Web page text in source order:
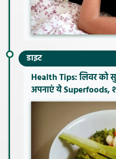
डाइट
Health Tips: लिवर को
अपनाएं ये Superfoods,